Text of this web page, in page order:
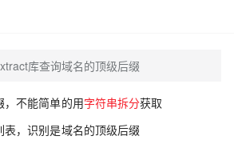
库查询域名的顶级后缀
，不能简单的用字符串拆分获取
，识别是域名的顶级后缀